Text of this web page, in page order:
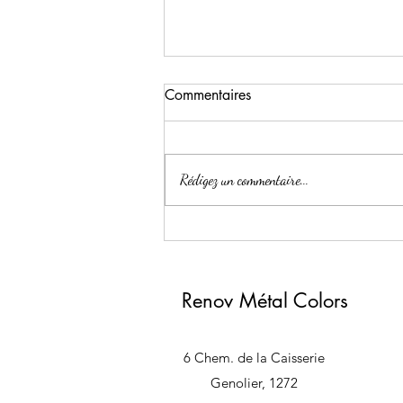
changement de couleur sur
Commentaires
Rédigez un commentaire...
Renov Métal Colors
6 Chem. de la Caisserie
Genolier, 1272